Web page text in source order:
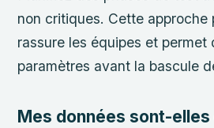
non critiques. Cette approche
rassure les équipes et permet
paramètres avant la bascule
Mes données sont-